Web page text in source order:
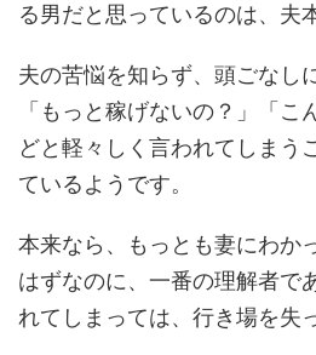
る男だと思っているのは、夫
夫の苦悩を知らず、頭ごなし
「もっと稼げないの？」「こ
どと軽々しく言われてしまう
ているようです。
本来なら、もっとも妻にわか
はずなのに、一番の理解者で
れてしまっては、行き場を失